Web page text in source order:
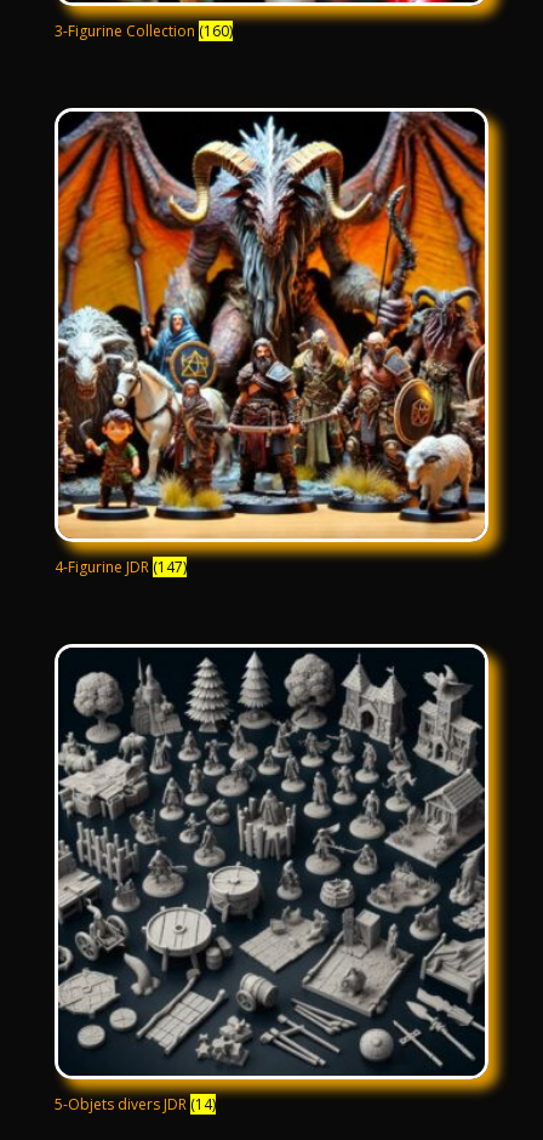
3-Figurine Collection (160)
4-Figurine JDR (147)
5-Objets divers JDR (14)